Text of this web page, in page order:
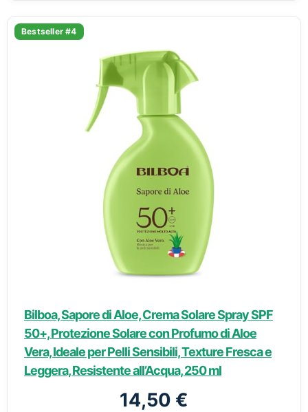
Bestseller #4
Bilboa, Sapore di Aloe, Crema Solare Spray SPF
50+, Protezione Solare con Profumo di Aloe
Vera, Ideale per Pelli Sensibili, Texture Fresca e
Leggera, Resistente all’Acqua, 250 ml
14,50 €